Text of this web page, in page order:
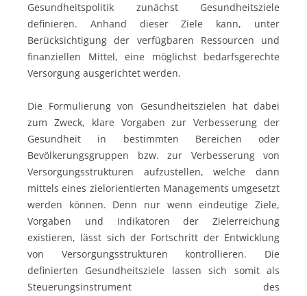
Gesundheitspolitik zunächst Gesundheitsziele
definieren. Anhand dieser Ziele kann, unter
Berücksichtigung der verfügbaren Ressourcen und
finanziellen Mittel, eine möglichst bedarfsgerechte
Versorgung ausgerichtet werden.
Die Formulierung von Gesundheitszielen hat dabei
zum Zweck, klare Vorgaben zur Verbesserung der
Gesundheit in bestimmten Bereichen oder
Bevölkerungsgruppen bzw. zur Verbesserung von
Versorgungsstrukturen aufzustellen, welche dann
mittels eines zielorientierten Managements umgesetzt
werden können. Denn nur wenn eindeutige Ziele,
Vorgaben und Indikatoren der Zielerreichung
existieren, lässt sich der Fortschritt der Entwicklung
von Versorgungsstrukturen kontrollieren. Die
definierten Gesundheitsziele lassen sich somit als
Steuerungsinstrument des